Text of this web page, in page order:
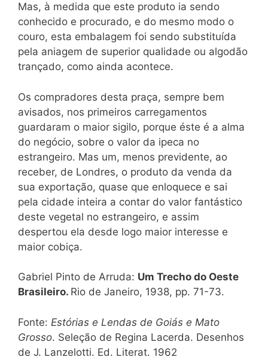
Mas, à medida que este produto ia sendo
conhecido e procurado, e do mesmo modo o
couro, esta embalagem foi sendo substituída
pela aniagem de superior qualidade ou algodão
trançado, como ainda acontece.
Os compradores desta praça, sempre bem
avisados, nos primeiros carregamentos
guardaram o maior sigilo, porque éste é a alma
do negócio, sobre o valor da ipeca no
estrangeiro. Mas um, menos previdente, ao
receber, de Londres, o produto da venda da
sua exportação, quase que enloquece e sai
pela cidade inteira a contar do valor fantástico
deste vegetal no estrangeiro, e assim
despertou ela desde logo maior interesse e
maior cobiça.
Gabriel Pinto de Arruda: Um Trecho do Oeste
Brasileiro. Rio de Janeiro, 1938, pp. 71-73.
Fonte: Estórias e Lendas de Goiás e Mato
Grosso. Seleção de Regina Lacerda. Desenhos
de J. Lanzelotti. Ed. Literat. 1962